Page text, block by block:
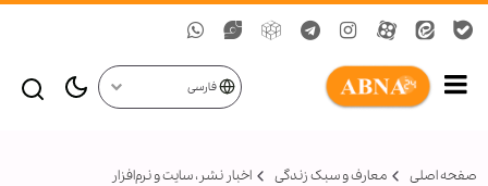
فارسی
صفحه اصلی معارف و سبک زندگی اخبار نشر، سايت و نرم‌افزار